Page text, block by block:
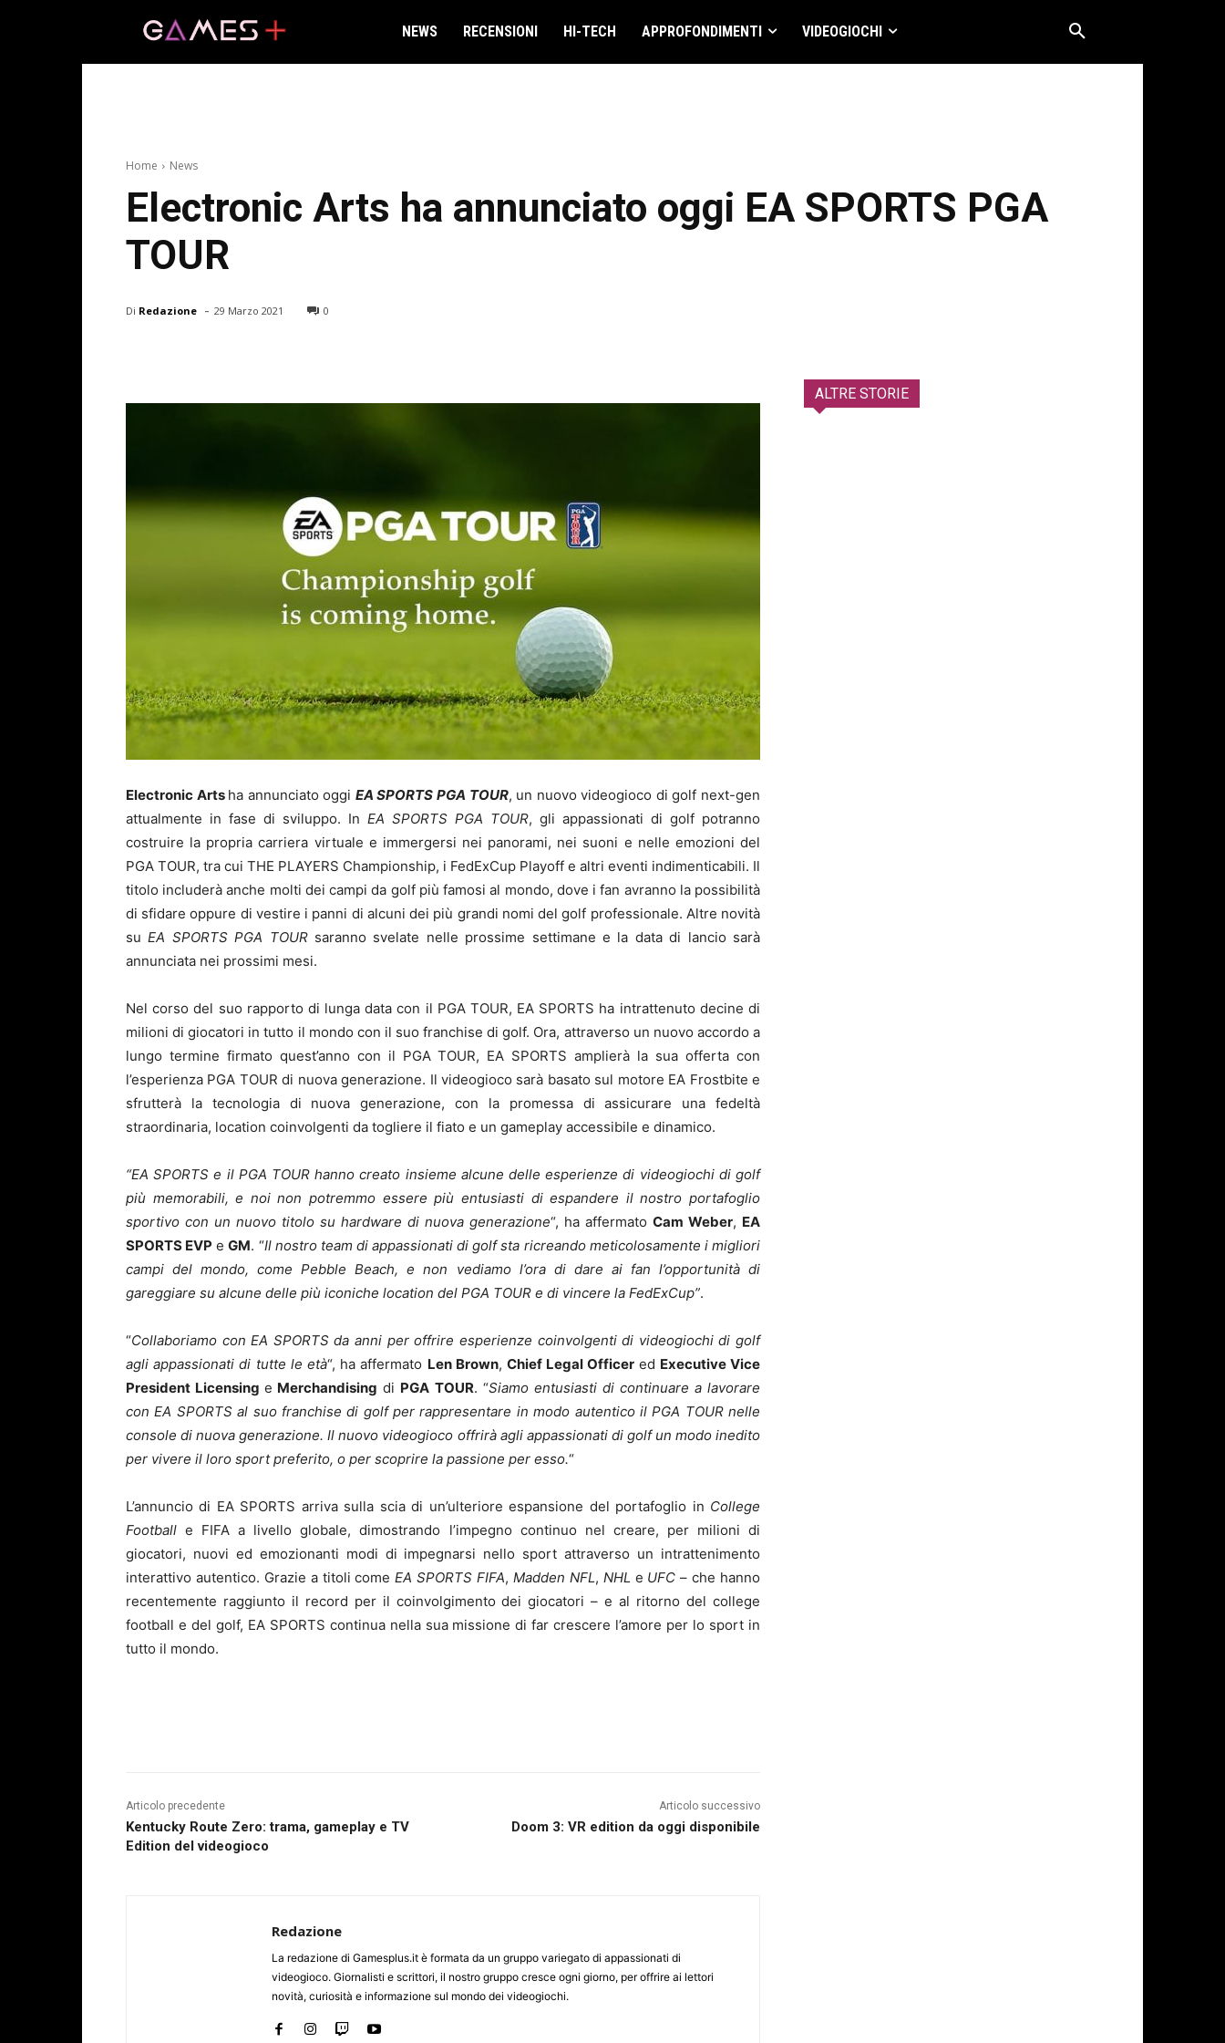
NEWS RECENSIONI HI-TECH APPROFONDIMENTI VIDEOGIOCHI
Home News
Electronic Arts ha annunciato oggi EA SPORTS PGA
TOUR
Di Redazione - 29 Marzo 2021 0
Electronic Arts ha annunciato oggi EA SPORTS PGA TOUR, un nuovo videogioco di golf next-gen
attualmente in fase di sviluppo. In EA SPORTS PGA TOUR, gli appassionati di golf potranno
costruire la propria carriera virtuale e immergersi nei panorami, nei suoni e nelle emozioni del
PGA TOUR, tra cui THE PLAYERS Championship, i FedExCup Playoff e altri eventi indimenticabili. Il
titolo includerà anche molti dei campi da golf più famosi al mondo, dove i fan avranno la possibilità
di sfidare oppure di vestire i panni di alcuni dei più grandi nomi del golf professionale. Altre novità
suEA SPORTS PGA TOUR saranno svelate nelle prossime settimane e la data di lancio sarà
annunciata nei prossimi mesi.
Nel corso del suo rapporto di lunga data con il PGA TOUR, EA SPORTS ha intrattenuto decine di
milioni di giocatori in tutto il mondo con il suo franchise di golf. Ora, attraverso un nuovo accordo a
lungo termine firmato quest’anno con il PGA TOUR, EA SPORTS amplierà la sua offerta con
l’esperienza PGA TOUR di nuova generazione. Il videogioco sarà basato sul motore EA Frostbite e
sfrutterà la tecnologia di nuova generazione, con la promessa di assicurare una fedeltà
straordinaria, location coinvolgenti da togliere il fiato e un gameplay accessibile e dinamico.
“EA SPORTS e il PGA TOUR hanno creato insieme alcune delle esperienze di videogiochi di golf
più memorabili, e noi non potremmo essere più entusiasti di espandere il nostro portafoglio
sportivo con un nuovo titolo su hardware di nuova generazione“, ha affermato Cam Weber, EA
SPORTS EVP eGM. “Il nostro team di appassionati di golf sta ricreando meticolosamente i migliori
campi del mondo, come Pebble Beach, e non vediamo l’ora di dare ai fan l’opportunità di
gareggiare su alcune delle più iconiche location del PGA TOUR e di vincere la FedExCup”.
“Collaboriamo con EA SPORTS da anni per offrire esperienze coinvolgenti di videogiochi di golf
agli appassionati di tutte le età“, ha affermato Len Brown,Chief Legal Officer ed Executive Vice
President Licensinge Merchandising di PGA TOUR. “Siamo entusiasti di continuare a lavorare
con EA SPORTS al suo franchise di golf per rappresentare in modo autentico il PGA TOUR nelle
console di nuova generazione. Il nuovo videogioco offrirà agli appassionati di golf un modo inedito
per vivere il loro sport preferito, o per scoprire la passione per esso.“
L’annuncio di EA SPORTS arriva sulla scia di un’ulteriore espansione del portafoglio in College
Football e FIFA a livello globale, dimostrando l’impegno continuo nel creare, per milioni di
giocatori, nuovi ed emozionanti modi di impegnarsi nello sport attraverso un intrattenimento
interattivo autentico. Grazie a titoli comeEA SPORTS FIFA, Madden NFL, NHL e UFC – che hanno
recentemente raggiunto il record per il coinvolgimento dei giocatori – e al ritorno del college
football e del golf, EA SPORTS continua nella sua missione di far crescere l’amore per lo sport in
tutto il mondo.
Articolo precedente
Kentucky Route Zero: trama, gameplay e TV
Edition del videogioco
Articolo successivo
Doom 3: VR edition da oggi disponibile
Redazione
La redazione di Gamesplus.it è formata da un gruppo variegato di appassionati di
videogioco. Giornalisti e scrittori, il nostro gruppo cresce ogni giorno, per offrire ai lettori
novità, curiosità e informazione sul mondo dei videogiochi.
ALTRE STORIE